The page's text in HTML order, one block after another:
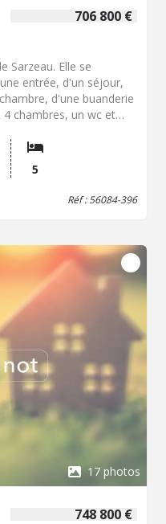
706 800 €
Sarzeau. Elle se
entrée, d'un séjour,
d'une buanderie
4 chambres, un wc et
5
Réf : 56084-396
17 photos
748 800 €